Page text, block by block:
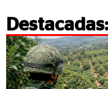
Destacadas: